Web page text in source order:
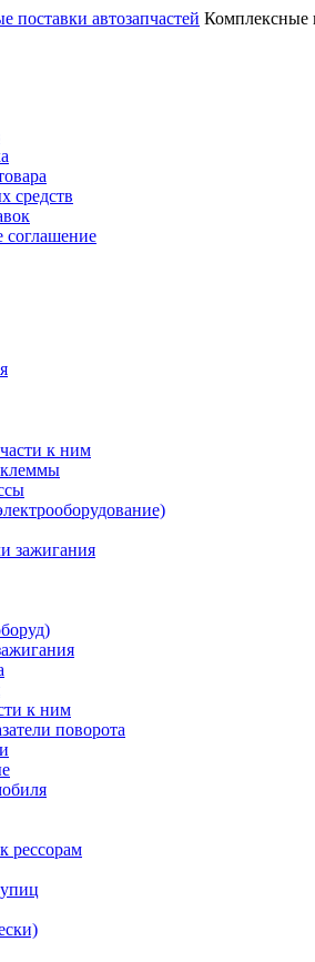
Комплексные
средств
соглашение
к ним
зажигания
к ним
поворота
рессорам